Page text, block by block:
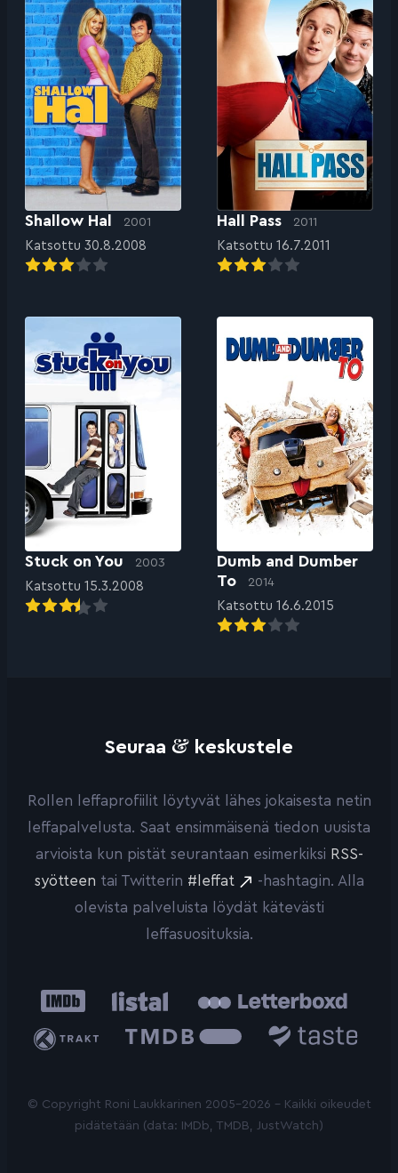
Shallow Hal 2001
Katsottu 30.8.2008
Hall Pass 2011
Katsottu 16.7.2011
Stuck on You 2003
Katsottu 15.3.2008
Dumb and Dumber
To
2014
Katsottu 16.6.2015
Seuraa & keskustele
Rollen leffaprofiilit löytyvät lähes jokaisesta netin
leffapalvelusta. Saat ensimmäisenä tiedon uusista
arvioista kun pistät seurantaan esimerkiksi RSS-
syötteen tai Twitterin #leffat
-hashtagin. Alla
olevista palveluista löydät kätevästi
leffasuosituksia.
IMDb Listal
Trakt
Database
© Copyright Roni Laukkarinen 2005-2026 - Kaikki oikeudet
pidätetään (data: IMDb, TMDB, JustWatch)